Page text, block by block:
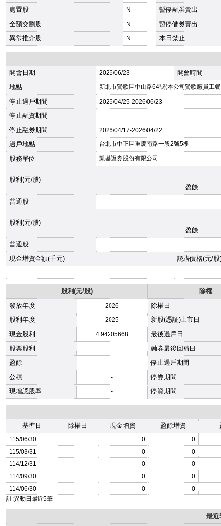
處置股
N
暫停融券賣出
全額交割股
N
暫停借券賣出
異常推介股
N 本日禁止
開會日期 2026/06/23
開會時間
地點
新北市鶯歌區中山路64號(本公司鶯歌廠員工
停止過戶期間 2026/04/25-2026/06/23
停止融資期間 -
停止融券期間 2026/04/17-2026/04/22
過戶地點 台北市中正區重慶南路一段2號5樓
股務單位 凱基證券股份有限公司
股利(元/股)
盈餘
普通股
股利(元/股)
盈餘
普通股
現金增資金額(千元)
認購價格(元/股)
股利(元/股)
除權
發放年度
2026
除權日
股利年度
2025
新股(憑証)上市日
現金股利
4.94205668
最後過戶日
股票股利
-
融券最後回補日
盈餘
-
停止過戶期間
公積
-
停券期間
現增認股率
- 停資期間
基準日 除權日 現金增資 盈餘增資
115/06/30 0
0
115/03/31
0
0
114/12/31
0
0
114/09/30
0
0
114/06/30
0
0
註:異動日最近5筆
最近